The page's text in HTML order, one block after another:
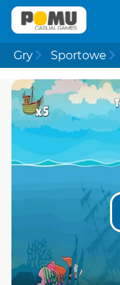
Gry Sportowe